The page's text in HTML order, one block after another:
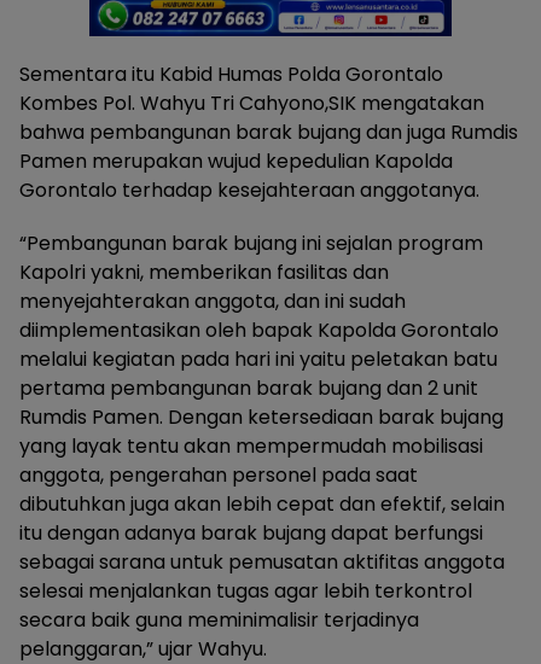
Sementara itu Kabid Humas Polda Gorontalo
Kombes Pol. Wahyu Tri Cahyono,SIK mengatakan
bahwa pembangunan barak bujang dan juga Rumdis
Pamen merupakan wujud kepedulian Kapolda
Gorontalo terhadap kesejahteraan anggotanya.
“Pembangunan barak bujang ini sejalan program
Kapolri yakni, memberikan fasilitas dan
menyejahterakan anggota, dan ini sudah
diimplementasikan oleh bapak Kapolda Gorontalo
melalui kegiatan pada hari ini yaitu peletakan batu
pertama pembangunan barak bujang dan 2 unit
Rumdis Pamen. Dengan ketersediaan barak bujang
yang layak tentu akan mempermudah mobilisasi
anggota, pengerahan personel pada saat
dibutuhkan juga akan lebih cepat dan efektif, selain
itu dengan adanya barak bujang dapat berfungsi
sebagai sarana untuk pemusatan aktifitas anggota
selesai menjalankan tugas agar lebih terkontrol
secara baik guna meminimalisir terjadinya
pelanggaran,” ujar Wahyu.